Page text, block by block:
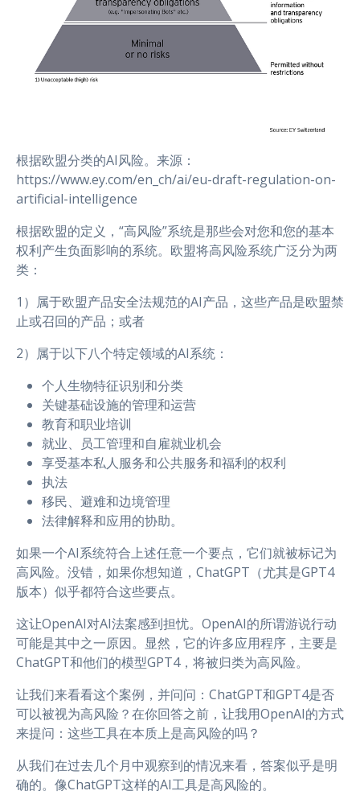
根据欧盟分类的AI风险。来源：
https://www.ey.com/en_ch/ai/eu-draft-regulation-on-
artificial-intelligence
根据欧盟的定义，“高风险”系统是那些会对您和您的基本
权利产生负面影响的系统。欧盟将高风险系统广泛分为两
类：
1）属于欧盟产品安全法规范的AI产品，这些产品是欧盟禁
止或召回的产品；或者
2）属于以下八个特定领域的AI系统：
个人生物特征识别和分类
关键基础设施的管理和运营
教育和职业培训
就业、员工管理和自雇就业机会
享受基本私人服务和公共服务和福利的权利
执法
移民、避难和边境管理
法律解释和应用的协助。
如果一个AI系统符合上述任意一个要点，它们就被标记为
高风险。没错，如果你想知道，ChatGPT（尤其是GPT4
版本）似乎都符合这些要点。
这让OpenAI对AI法案感到担忧。OpenAI的所谓游说行动
可能是其中之一原因。显然，它的许多应用程序，主要是
ChatGPT和他们的模型GPT4，将被归类为高风险。
让我们来看看这个案例，并问问：ChatGPT和GPT4是否
可以被视为高风险？在你回答之前，让我用OpenAI的方式
来提问：这些工具在本质上是高风险的吗？
从我们在过去几个月中观察到的情况来看，答案似乎是明
确的。像ChatGPT这样的AI工具是高风险的。